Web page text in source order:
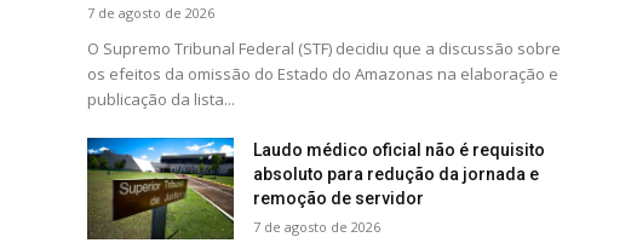
7 de agosto de 2026
O Supremo Tribunal Federal (STF) decidiu que a discussão sobre
os efeitos da omissão do Estado do Amazonas na elaboração e
publicação da lista...
Laudo médico oficial não é requisito
absoluto para redução da jornada e
remoção de servidor
7 de agosto de 2026